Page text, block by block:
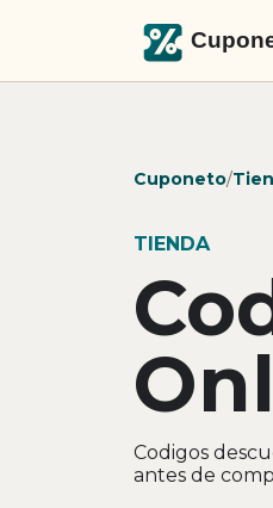
Cuponeto/
TIENDA
Codigos
antes de